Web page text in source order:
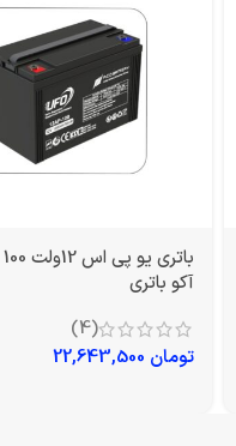
آکو باتری
(4)
تومان